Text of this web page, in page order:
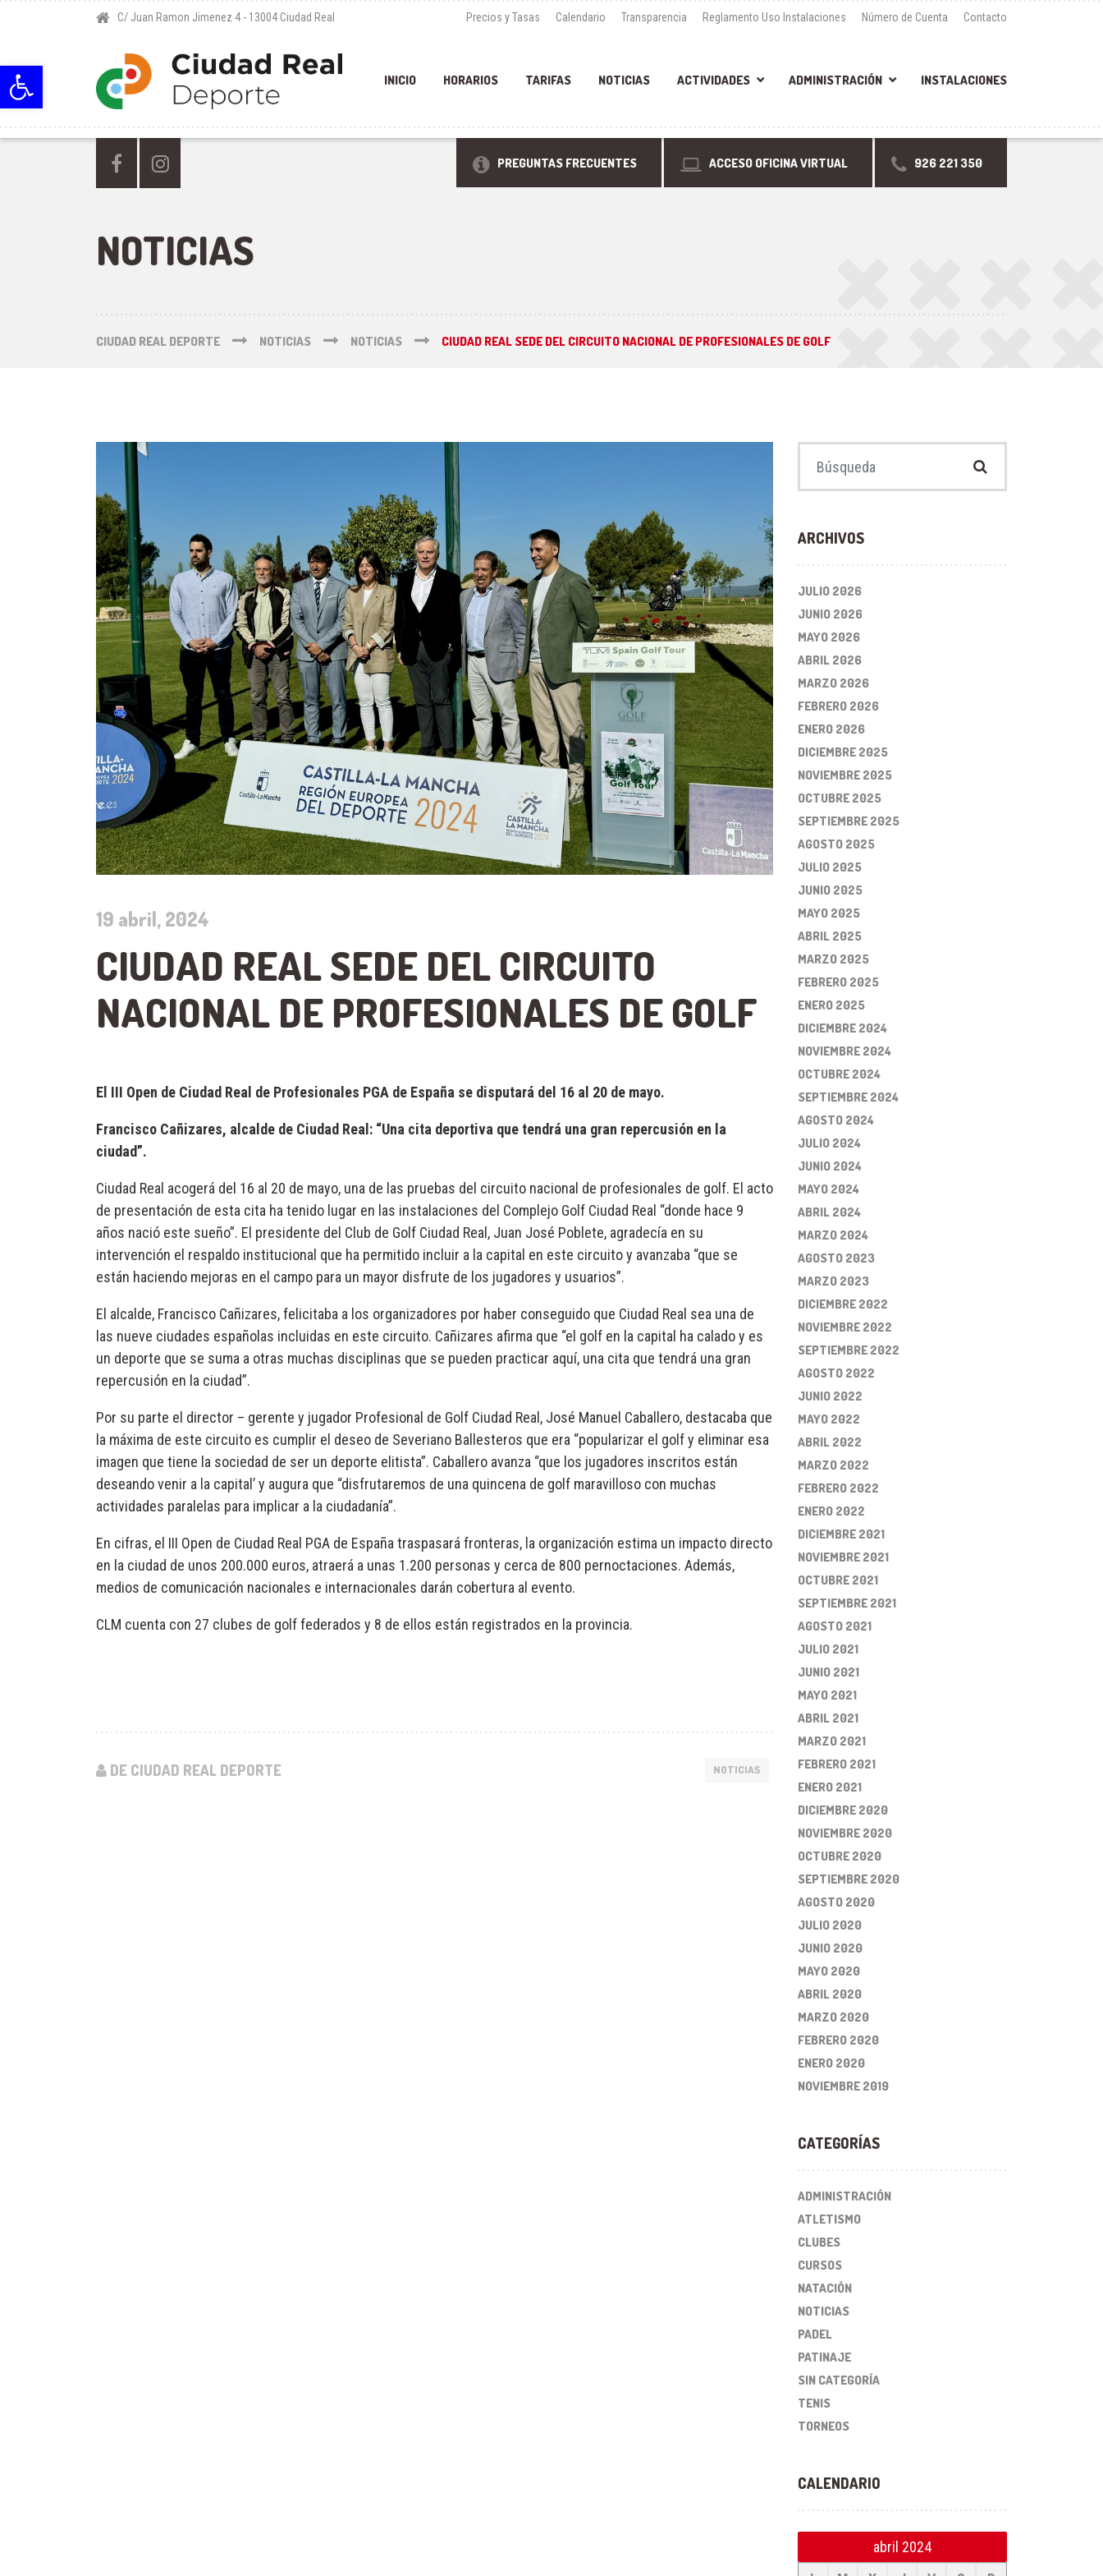
Abrir barra de herramientas
C/ Juan Ramon Jimenez 4 - 13004 Ciudad Real Precios y Tasas Calendario Transparencia Reglamento Uso Instalaciones Número de Cuenta Contacto
INICIO HORARIOS TARIFAS NOTICIAS ACTIVIDADES ADMINISTRACIÓN INSTALACIONES
PREGUNTAS FRECUENTES ACCESO OFICINA VIRTUAL 926 221 350
NOTICIAS
CIUDAD REAL DEPORTE NOTICIAS NOTICIAS CIUDAD REAL SEDE DEL CIRCUITO NACIONAL DE PROFESIONALES DE GOLF
19 abril, 2024
CIUDAD REAL SEDE DEL CIRCUITO
NACIONAL DE PROFESIONALES DE GOLF
El III Open de Ciudad Real de Profesionales PGA de España se disputará del 16 al 20 de mayo.
Francisco Cañizares, alcalde de Ciudad Real: “Una cita deportiva que tendrá una gran repercusión en la
ciudad”.
Ciudad Real acogerá del 16 al 20 de mayo, una de las pruebas del circuito nacional de profesionales de golf. El acto
de presentación de esta cita ha tenido lugar en las instalaciones del Complejo Golf Ciudad Real “donde hace 9
años nació este sueño”. El presidente del Club de Golf Ciudad Real, Juan José Poblete, agradecía en su
intervención el respaldo institucional que ha permitido incluir a la capital en este circuito y avanzaba “que se
están haciendo mejoras en el campo para un mayor disfrute de los jugadores y usuarios”.
El alcalde, Francisco Cañizares, felicitaba a los organizadores por haber conseguido que Ciudad Real sea una de
las nueve ciudades españolas incluidas en este circuito. Cañizares afirma que “el golf en la capital ha calado y es
un deporte que se suma a otras muchas disciplinas que se pueden practicar aquí, una cita que tendrá una gran
repercusión en la ciudad”.
Por su parte el director – gerente y jugador Profesional de Golf Ciudad Real, José Manuel Caballero, destacaba que
la máxima de este circuito es cumplir el deseo de Severiano Ballesteros que era “popularizar el golf y eliminar esa
imagen que tiene la sociedad de ser un deporte elitista”. Caballero avanza “que los jugadores inscritos están
deseando venir a la capital’ y augura que “disfrutaremos de una quincena de golf maravilloso con muchas
actividades paralelas para implicar a la ciudadanía”.
En cifras, el III Open de Ciudad Real PGA de España traspasará fronteras, la organización estima un impacto directo
en la ciudad de unos 200.000 euros, atraerá a unas 1.200 personas y cerca de 800 pernoctaciones. Además,
medios de comunicación nacionales e internacionales darán cobertura al evento.
CLM cuenta con 27 clubes de golf federados y 8 de ellos están registrados en la provincia.
DE CIUDAD REAL DEPORTE NOTICIAS
ARCHIVOS
JULIO 2026
JUNIO 2026
MAYO 2026
ABRIL 2026
MARZO 2026
FEBRERO 2026
ENERO 2026
DICIEMBRE 2025
NOVIEMBRE 2025
OCTUBRE 2025
SEPTIEMBRE 2025
AGOSTO 2025
JULIO 2025
JUNIO 2025
MAYO 2025
ABRIL 2025
MARZO 2025
FEBRERO 2025
ENERO 2025
DICIEMBRE 2024
NOVIEMBRE 2024
OCTUBRE 2024
SEPTIEMBRE 2024
AGOSTO 2024
JULIO 2024
JUNIO 2024
MAYO 2024
ABRIL 2024
MARZO 2024
AGOSTO 2023
MARZO 2023
DICIEMBRE 2022
NOVIEMBRE 2022
SEPTIEMBRE 2022
AGOSTO 2022
JUNIO 2022
MAYO 2022
ABRIL 2022
MARZO 2022
FEBRERO 2022
ENERO 2022
DICIEMBRE 2021
NOVIEMBRE 2021
OCTUBRE 2021
SEPTIEMBRE 2021
AGOSTO 2021
JULIO 2021
JUNIO 2021
MAYO 2021
ABRIL 2021
MARZO 2021
FEBRERO 2021
ENERO 2021
DICIEMBRE 2020
NOVIEMBRE 2020
OCTUBRE 2020
SEPTIEMBRE 2020
AGOSTO 2020
JULIO 2020
JUNIO 2020
MAYO 2020
ABRIL 2020
MARZO 2020
FEBRERO 2020
ENERO 2020
NOVIEMBRE 2019
CATEGORÍAS
ADMINISTRACIÓN
ATLETISMO
CLUBES
CURSOS
NATACIÓN
NOTICIAS
PADEL
PATINAJE
SIN CATEGORÍA
TENIS
TORNEOS
CALENDARIO
abril 2024